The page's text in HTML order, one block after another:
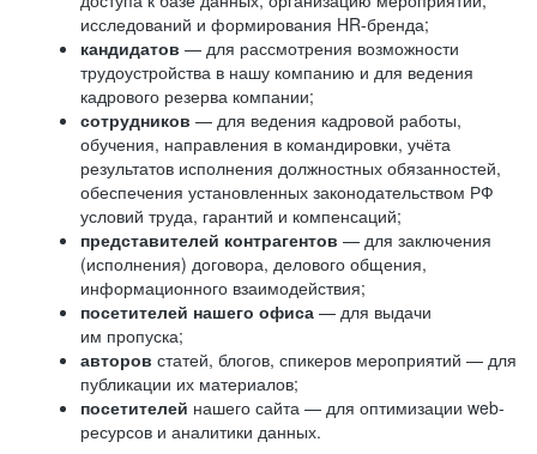
исследований и формирования HR-бренда;
кандидатов — для рассмотрения возможности
трудоустройства в нашу компанию и для ведения
кадрового резерва компании;
сотрудников — для ведения кадровой работы,
обучения, направления в командировки, учёта
результатов исполнения должностных обязанностей,
обеспечения установленных законодательством РФ
условий труда, гарантий и компенсаций;
представителей контрагентов — для заключения
(исполнения) договора, делового общения,
информационного взаимодействия;
посетителей нашего офиса — для выдачи
им пропуска;
авторов статей, блогов, спикеров мероприятий — для
публикации их материалов;
посетителей нашего сайта — для оптимизации web-
ресурсов и аналитики данных.